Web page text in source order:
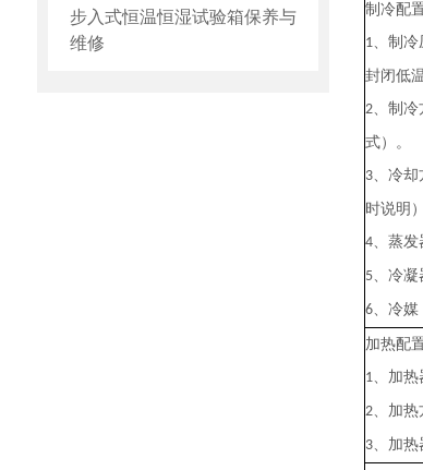
制冷配
1、制冷
封闭低
2、制冷
式）。
3、冷却
时说明）
4、蒸发
5、冷凝
6、冷媒
加热配
1、加热
2、加热
3、 加热
步入式恒温恒湿试验箱保养与
维修